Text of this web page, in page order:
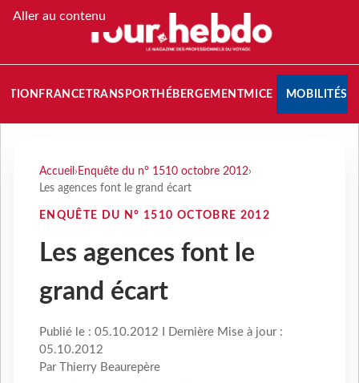
Aller au contenu
FRANCETRANSPORT HÉBERGEMENTMICE MOBILITÉS
Accueil › Enquête du n° 1510 octobre 2012›
Les agences font le grand écart
ENQUÊTE DU N° 1510 OCTOBRE 2012
Les agences font le
grand écart
Publié le : 05.10.2012 I Dernière Mise à jour :
05.10.2012
Par Thierry Beaurepère